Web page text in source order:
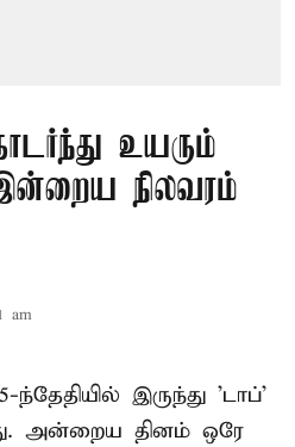
உயரும்
நிலவரம்
am
இருந்து 'டாப்'
அன்றைய தினம் ஒரே